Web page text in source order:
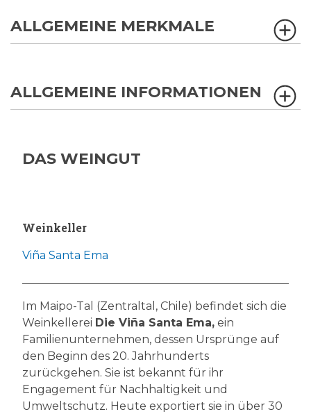
ALLGEMEINE MERKMALE
ALLGEMEINE INFORMATIONEN
DAS WEINGUT
Weinkeller
Viña Santa Ema
Im Maipo-Tal (Zentraltal, Chile) befindet sich die
Weinkellerei Die Viña Santa Ema, ein
Familienunternehmen, dessen Ursprünge auf
den Beginn des 20. Jahrhunderts
zurückgehen. Sie ist bekannt für ihr
Engagement für Nachhaltigkeit und
Umweltschutz. Heute exportiert sie in über 30